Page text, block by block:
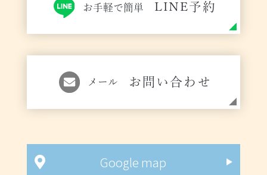
お手軽で簡単 LINE予約
メール お問い合わせ
Google map